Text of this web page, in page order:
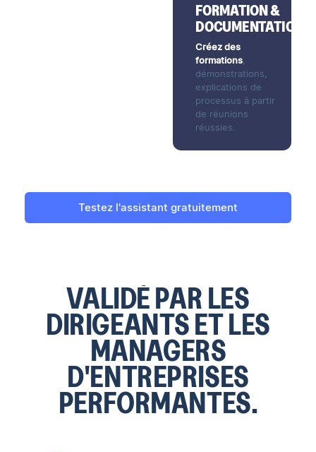
FORMATION &
DOCUMENTATION
Créez des
formations,
démonstrations,
explications de
processus à partir
de réunions
réussies.
Testez l'assistant gratuitement
VALIDÉ PAR LES
DIRIGEANTS ET LES
MANAGERS
D'ENTREPRISES
PERFORMANTES.